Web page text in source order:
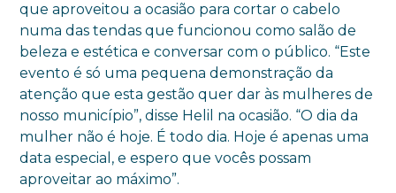
que aproveitou a ocasião para cortar o cabelo
numa das tendas que funcionou como salão de
beleza e estética e conversar com o público. “Este
evento é só uma pequena demonstração da
atenção que esta gestão quer dar às mulheres de
nosso município”, disse Helil na ocasião. “O dia da
mulher não é hoje. É todo dia. Hoje é apenas uma
data especial, e espero que vocês possam
aproveitar ao máximo”.